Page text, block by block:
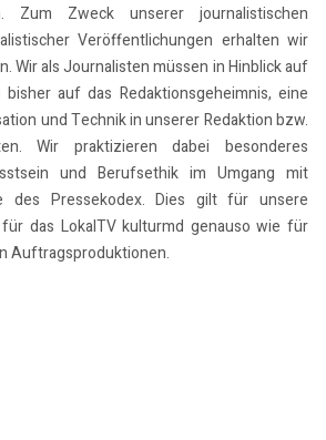
Zum Zweck unserer journalistischen
Veröffentlichungen erhalten wir
Wir als Journalisten müssen in Hinblick auf
auf das Redaktionsgeheimnis, eine
und Technik in unserer Redaktion bzw.
Wir praktizieren dabei besonderes
und Berufsethik im Umgang mit
des Pressekodex. Dies gilt für unsere
das LokalTV kulturmd genauso wie für
Auftragsproduktionen.